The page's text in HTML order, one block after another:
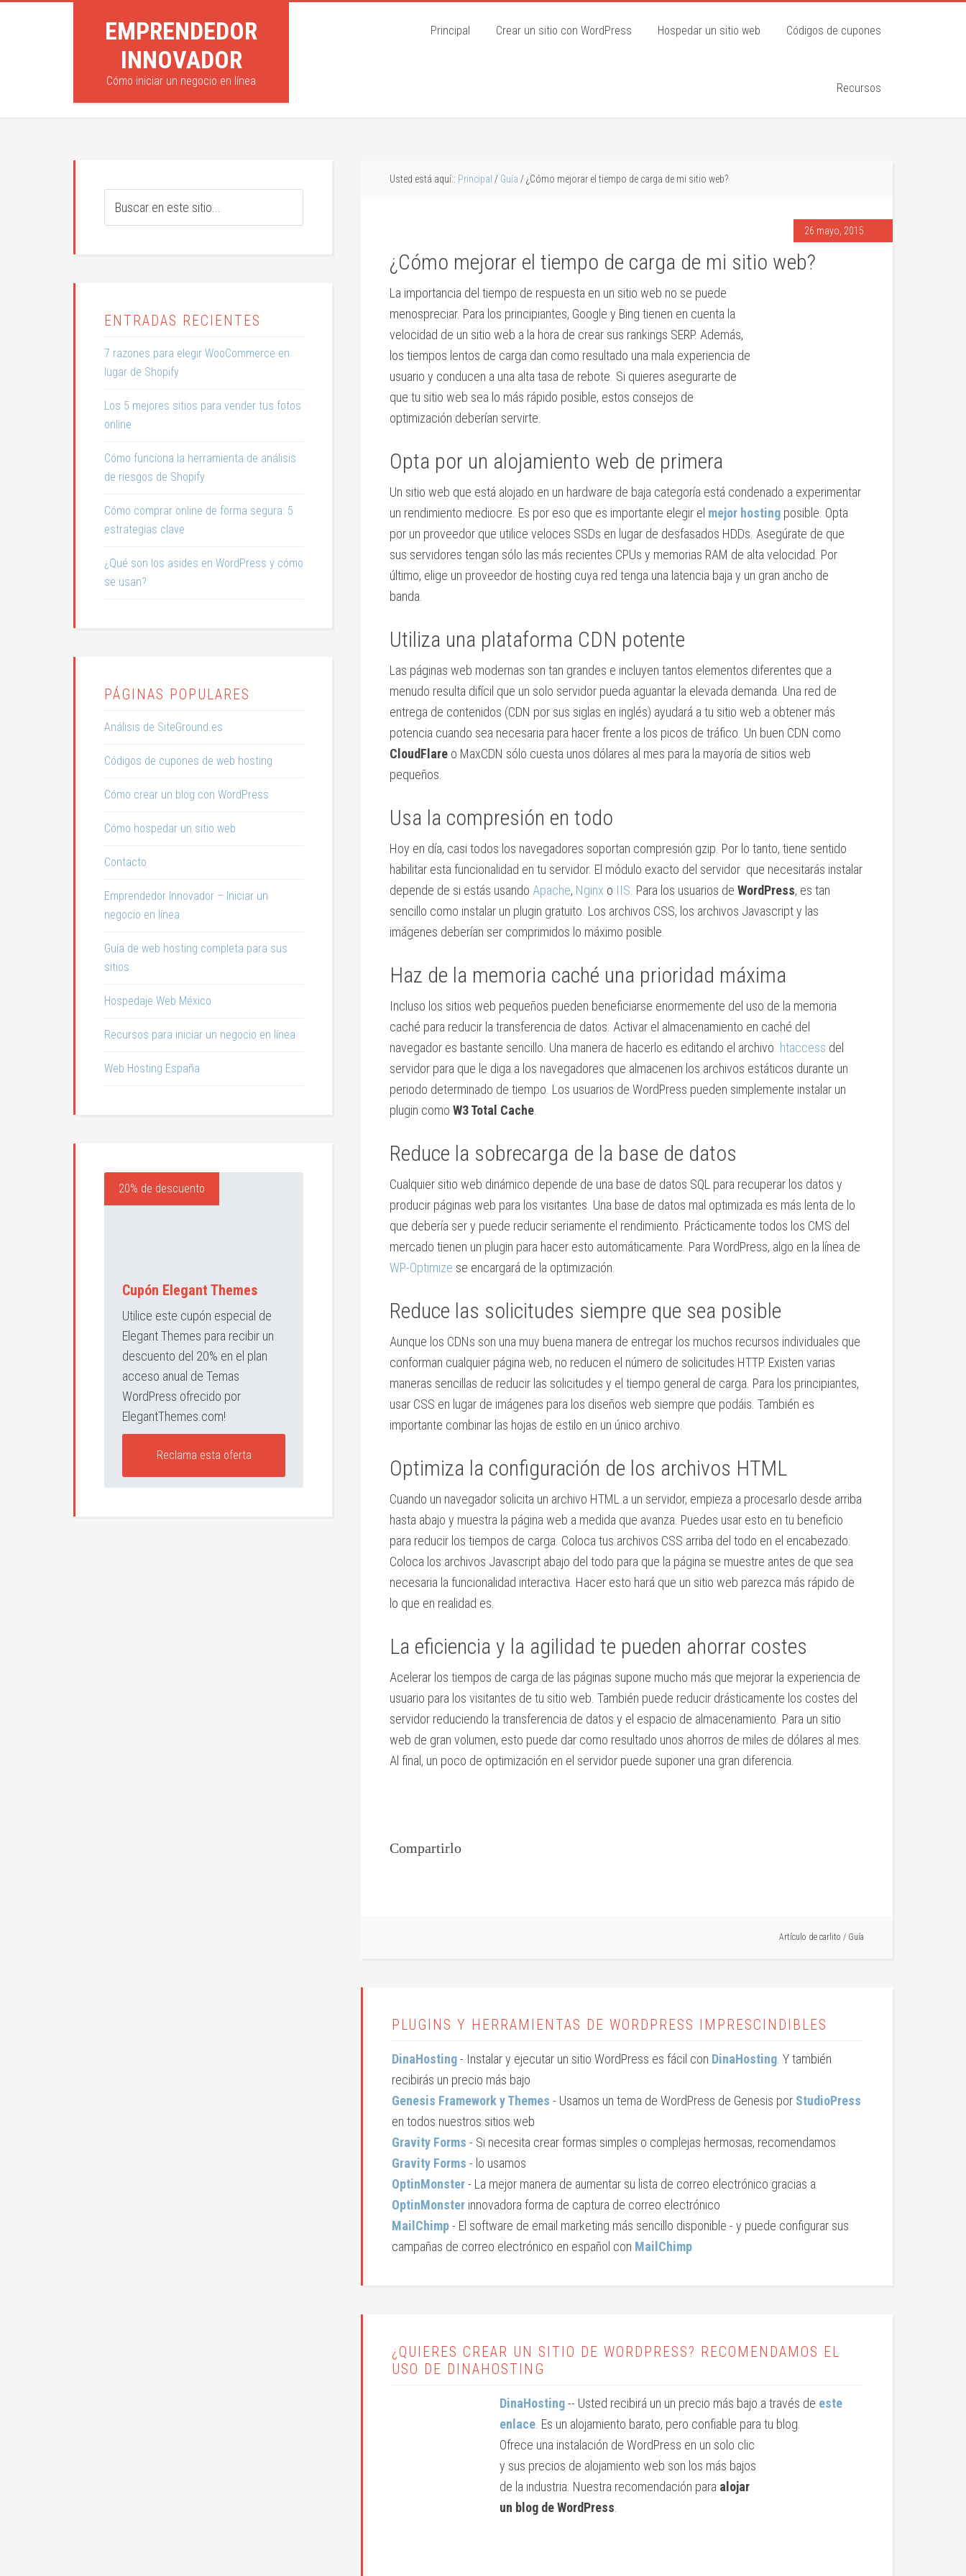
EMPRENDEDOR
INNOVADOR
Cómo iniciar un negocio en línea
Principal Crear un sitio con WordPress Hospedar un sitio web Códigos de cupones
Recursos
Usted está aquí:: Principal / Guía / ¿Cómo mejorar el tiempo de carga de mi sitio web?
26 mayo, 2015
¿Cómo mejorar el tiempo de carga de mi sitio web?
La importancia del tiempo de respuesta en un sitio web no se puede
menospreciar. Para los principiantes, Google y Bing tienen en cuenta la
velocidad de un sitio web a la hora de crear sus rankings SERP. Además,
los tiempos lentos de carga dan como resultado una mala experiencia de
usuario y conducen a una alta tasa de rebote. Si quieres asegurarte de
que tu sitio web sea lo más rápido posible, estos consejos de
optimización deberían servirte.
Opta por un alojamiento web de primera
Un sitio web que está alojado en un hardware de baja categoría está condenado a experimentar
un rendimiento mediocre. Es por eso que es importante elegir el mejor hosting posible. Opta
por un proveedor que utilice veloces SSDs en lugar de desfasados HDDs. Asegúrate de que
sus servidores tengan sólo las más recientes CPUs y memorias RAM de alta velocidad. Por
último, elige un proveedor de hosting cuya red tenga una latencia baja y un gran ancho de
banda.
Utiliza una plataforma CDN potente
Las páginas web modernas son tan grandes e incluyen tantos elementos diferentes que a
menudo resulta difícil que un solo servidor pueda aguantar la elevada demanda. Una red de
entrega de contenidos (CDN por sus siglas en inglés) ayudará a tu sitio web a obtener más
potencia cuando sea necesaria para hacer frente a los picos de tráfico. Un buen CDN como
CloudFlare o MaxCDN sólo cuesta unos dólares al mes para la mayoría de sitios web
pequeños.
Usa la compresión en todo
Hoy en día, casi todos los navegadores soportan compresión gzip. Por lo tanto, tiene sentido
habilitar esta funcionalidad en tu servidor. El módulo exacto del servidor que necesitarás instalar
depende de si estás usando Apache, Nginx o IIS . Para los usuarios de WordPress, es tan
sencillo como instalar un plugin gratuito. Los archivos CSS, los archivos Javascript y las
imágenes deberían ser comprimidos lo máximo posible.
Haz de la memoria caché una prioridad máxima
Incluso los sitios web pequeños pueden beneficiarse enormemente del uso de la memoria
caché para reducir la transferencia de datos. Activar el almacenamiento en caché del
navegador es bastante sencillo. Una manera de hacerlo es editando el archivo .htaccess del
servidor para que le diga a los navegadores que almacenen los archivos estáticos durante un
periodo determinado de tiempo. Los usuarios de WordPress pueden simplemente instalar un
plugin como W3 Total Cache
Reduce la sobrecarga de la base de datos
Cualquier sitio web dinámico depende de una base de datos SQL para recuperar los datos y
producir páginas web para los visitantes. Una base de datos mal optimizada es más lenta de lo
que debería ser y puede reducir seriamente el rendimiento. Prácticamente todos los CMS del
mercado tienen un plugin para hacer esto automáticamente. Para WordPress, algo en la línea de
WP-Optimize se encargará de la optimización.
Reduce las solicitudes siempre que sea posible
Aunque los CDNs son una muy buena manera de entregar los muchos recursos individuales que
conforman cualquier página web, no reducen el número de solicitudes HTTP. Existen varias
maneras sencillas de reducir las solicitudes y el tiempo general de carga. Para los principiantes,
usar CSS en lugar de imágenes para los diseños web siempre que podáis. También es
importante combinar las hojas de estilo en un único archivo.
Optimiza la configuración de los archivos HTML
Cuando un navegador solicita un archivo HTML a un servidor, empieza a procesarlo desde arriba
hasta abajo y muestra la página web a medida que avanza. Puedes usar esto en tu beneficio
para reducir los tiempos de carga. Coloca tus archivos CSS arriba del todo en el encabezado.
Coloca los archivos Javascript abajo del todo para que la página se muestre antes de que sea
necesaria la funcionalidad interactiva. Hacer esto hará que un sitio web parezca más rápido de
lo que en realidad es.
La eficiencia y la agilidad te pueden ahorrar costes
Acelerar los tiempos de carga de las páginas supone mucho más que mejorar la experiencia de
usuario para los visitantes de tu sitio web. También puede reducir drásticamente los costes del
servidor reduciendo la transferencia de datos y el espacio de almacenamiento. Para un sitio
web de gran volumen, esto puede dar como resultado unos ahorros de miles de dólares al mes.
Al final, un poco de optimización en el servidor puede suponer una gran diferencia.
Compartirlo
Artículo de carlito / Guía
PLUGINS Y HERRAMIENTAS DE WORDPRESS IMPRESCINDIBLES
DinaHosting- Instalar y ejecutar un sitio WordPress es fácil con DinaHosting . Y también
recibirás un precio más bajo
Genesis Framework y Themes - Usamos un tema de WordPress de Genesis por StudioPress
en todos nuestros sitios web
Gravity Forms - Si necesita crear formas simples o complejas hermosas, recomendamos
Gravity Forms - lo usamos
OptinMonster- La mejor manera de aumentar su lista de correo electrónico gracias a
OptinMonster innovadora forma de captura de correo electrónico
MailChimp- El software de email marketing más sencillo disponible - y puede configurar sus
campañas de correo electrónico en español con MailChimp
¿QUIERES CREAR UN SITIO DE WORDPRESS? RECOMENDAMOS EL
USO DE DINAHOSTING
DinaHosting-- Usted recibirá un un precio más bajo a través de este
enlace . Es un alojamiento barato, pero confiable para tu blog.
Ofrece una instalación de WordPress en un solo clic
y sus precios de alojamiento web son los más bajos
de la industria. Nuestra recomendación para alojar
un blog de WordPress
ENTRADAS RECIENTES
7 razones para elegir WooCommerce en
lugar de Shopify
Los 5 mejores sitios para vender tus fotos
online
Cómo funciona la herramienta de análisis
de riesgos de Shopify
Cómo comprar online de forma segura: 5
estrategias clave
¿Qué son los asides en WordPress y cómo
se usan?
PÁGINAS POPULARES
Análisis de SiteGround.es
Códigos de cupones de web hosting
Cómo crear un blog con WordPress
Cómo hospedar un sitio web
Contacto
Emprendedor Innovador – Iniciar un
negocio en línea
Guía de web hosting completa para sus
sitios
Hospedaje Web México
Recursos para iniciar un negocio en línea
Web Hosting España
20% de descuento
Cupón Elegant Themes
Utilice este cupón especial de
Elegant Themes para recibir un
descuento del 20% en el plan
acceso anual de Temas
WordPress ofrecido por
ElegantThemes.com!
Reclama esta oferta